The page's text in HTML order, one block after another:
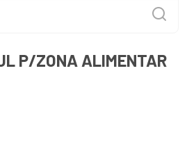
P/ZONA ALIMENTAR